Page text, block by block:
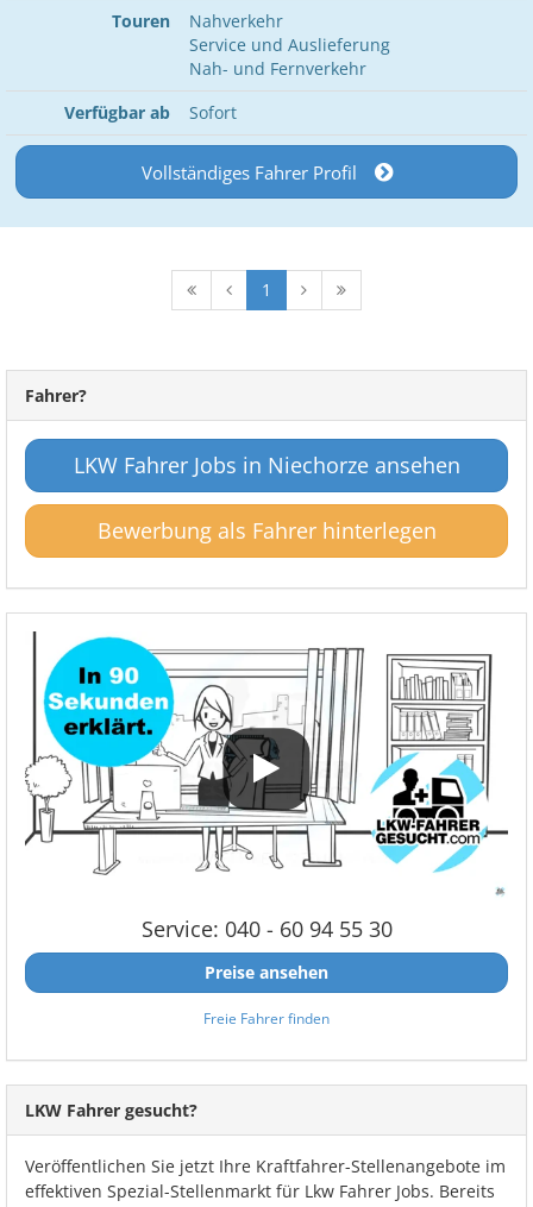
Touren
Nahverkehr
Service und Auslieferung
Nah- und Fernverkehr
Verfügbar ab
Sofort
Vollständiges Fahrer Profil
1
Fahrer?
LKW Fahrer Jobs in Niechorze ansehen
Bewerbung als Fahrer hinterlegen
Service: 040 - 60 94 55 30
Preise ansehen
Freie Fahrer finden
LKW Fahrer gesucht?
Veröffentlichen Sie jetzt Ihre Kraftfahrer-Stellenangebote im
effektiven Spezial-Stellenmarkt für Lkw Fahrer Jobs. Bereits